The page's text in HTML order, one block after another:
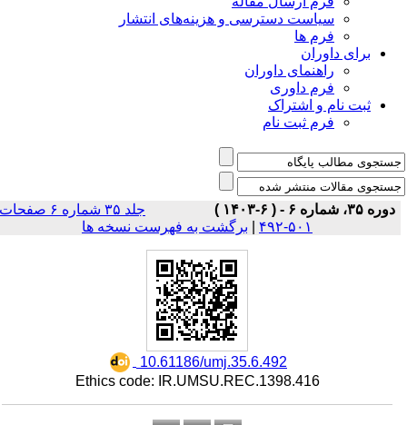
سیاست دسترسی و هزینه‌های انتشار
فرم ها
برای داوران
راهنمای داوران
فرم داوری
ثبت نام و اشتراک
فرم ثبت نام
دوره ۳۵، شماره ۶ - ( ۶-۱۴۰۳ )
جلد ۳۵ شماره ۶ صفحات
۵۰۱-۴۹۲
| برگشت به فهرست نسخه ها
‎ 10.61186/umj.35.6.492
Ethics code: IR.UMSU.REC.1398.416